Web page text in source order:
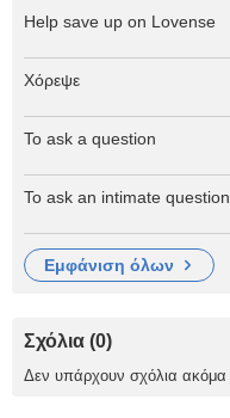
Help save up on Lovense
Χόρεψε
To ask a question
To ask an intimate question
εμφάνιση όλων
Σχόλια (0)
Δεν υπάρχουν σχόλια ακόμα